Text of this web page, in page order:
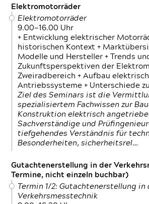
Elektromotorräder
Elektromotorräder
9.00—16.00 Uhr
+ Entwicklung elektrischer
historischen Kontext +
Modelle und Hersteller + Trends
Zukunftsperspektiven der
Zweiradbereich + Aufbau
Antriebssysteme + Unterschiede
Ziel des Seminars ist die
spezialisiertem Fachwissen zur
Konstruktion elektrisch
Sachverständige und
tiefgehendes Verständnis für
Besonderheiten, sicherheitsrel…
Gutachtenerstellung in der
Termine, nicht einzeln buchbar)
Termin 1/2: Gutachtenerstellung in
Verkehrsmesstechnik